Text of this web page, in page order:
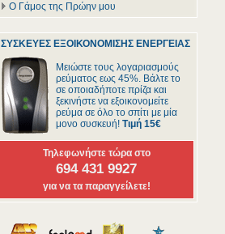
Ο Γάμος της Πρώην μου
ΣΥΣΚΕΥΕΣ ΕΞΟΙΚΟΝΟΜΙΣΗΣ ΕΝΕΡΓΕΙΑΣ
Μειώστε τους λογαριασμούς
ρεύματος εως 45%. Βάλτε το
σε οποιαδήποτε πρίζα και
ξεκινήστε να εξοικονομείτε
ρεύμα σε όλο το σπίτι με μία
μονο συσκευή! Τιμή 15€
Τηλεφωνήστε τώρα στο
694 431 9927
για να τα παραγγείλετε!